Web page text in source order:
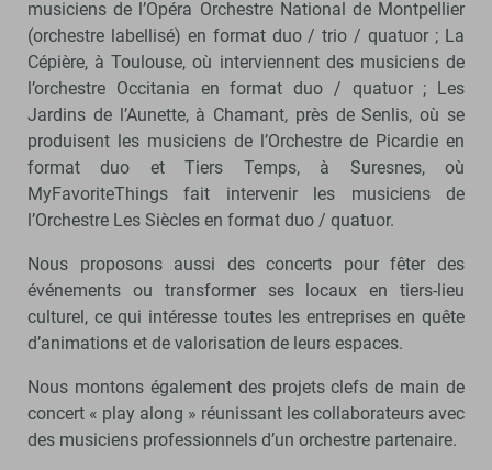
musiciens de l’Opéra Orchestre National de Montpellier
(orchestre labellisé) en format duo / trio / quatuor ; La
Cépière, à Toulouse, où interviennent des musiciens de
l’orchestre Occitania en format duo / quatuor ; Les
Jardins de l’Aunette, à Chamant, près de Senlis, où se
produisent les musiciens de l’Orchestre de Picardie en
format duo et Tiers Temps, à Suresnes, où
MyFavoriteThings fait intervenir les musiciens de
l’Orchestre Les Siècles en format duo / quatuor.
Nous proposons aussi des concerts pour fêter des
événements ou transformer ses locaux en tiers-lieu
culturel, ce qui intéresse toutes les entreprises en quête
d’animations et de valorisation de leurs espaces.
Nous montons également des projets clefs de main de
concert « play along » réunissant les collaborateurs avec
des musiciens professionnels d’un orchestre partenaire.